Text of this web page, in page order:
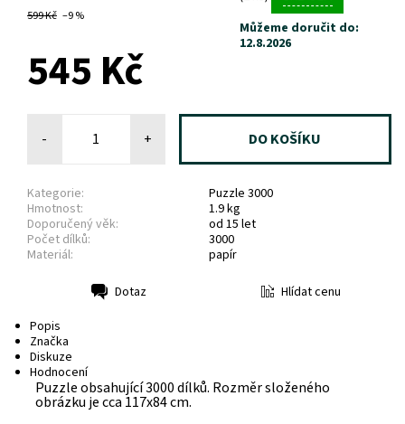
599 Kč –9 %
Můžeme doručit do:
12.8.2026
545 Kč
- +
Kategorie:
Puzzle 3000
Hmotnost:
1.9 kg
Doporučený věk:
od 15 let
Počet dílků:
3000
Materiál:
papír
Dotaz
Hlídat cenu
Popis
Značka
Diskuze
Hodnocení
Puzzle obsahující 3000 dílků. Rozměr složeného
obrázku je cca 117x84 cm.